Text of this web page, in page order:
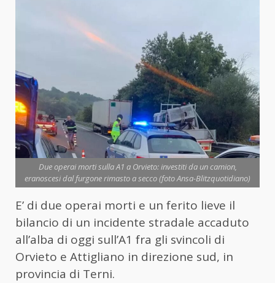
Due operai morti sulla A1 a Orvieto: investiti da un camion,
eranoscesi dal furgone rimasto a secco (foto Ansa-Blitzquotidiano)
E’ di due operai morti e un ferito lieve il
bilancio di un incidente stradale accaduto
all’alba di oggi sull’A1 fra gli svincoli di
Orvieto e Attigliano in direzione sud, in
provincia di Terni.